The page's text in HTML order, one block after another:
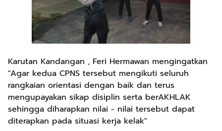
Karutan Kandangan , Feri Hermawan mengingatkan
"Agar kedua CPNS tersebut mengikuti seluruh
rangkaian orientasi dengan baik dan terus
mengupayakan sikap disiplin serta berAKHLAK
sehingga diharapkan nilai - nilai tersebut dapat
diterapkan pada situasi kerja kelak"